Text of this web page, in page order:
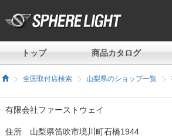
トップ 商品カタログ
全国取付店検索 山梨県のショップ一覧
有限会社ファーストウェイ
住所 山梨県笛吹市境川町石橋1944